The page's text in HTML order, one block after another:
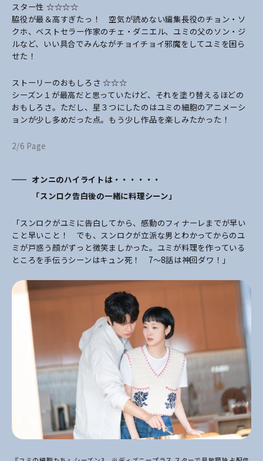
スター性 ☆☆☆☆
脇役が最＆高すぎたっ！ 空気が読めない編集長役のチョン・ソ
クホ、ベストセラー作家のチェ・ダニエル、ユミの父のソン・ジ
ルなど、いい具合でみんながチョイチョイ邪魔をしてユミを困ら
せた！
ストーリーのおもしろさ ☆☆☆
シーズン１が最高だと思っていたけど、それを塗り替えるほどの
おもしろさ。ただし、星３つにしたのはユミの細胞のアニメーシ
ョンが少し多めだった点。もう少し作品を楽しみたかった！
2/6 Page
オンニのハイライトは・・・・・・
「スンロク告白後の一緒に料理シーン」
「スンロクがユミに告白してから、感動のフィナーレまでが早い
こと早いこと！ でも、スンロクが立派な男とわかってからのユ
ミが戸惑う顔がずっと微笑ましかった。ユミが料理を作っている
ところを手伝うシーンはキュン死！ 7～8話は神回ダワ！ 」